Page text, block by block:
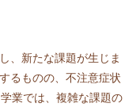
、新たな課題が生じま
るものの、不注意症状
業では、複雑な課題の